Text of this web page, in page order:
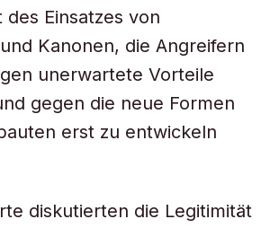
Einsatzes von
Kanonen, die Angreifern
unerwartete Vorteile
gegen die neue Formen
erst zu entwickeln
diskutierten die Legitimität